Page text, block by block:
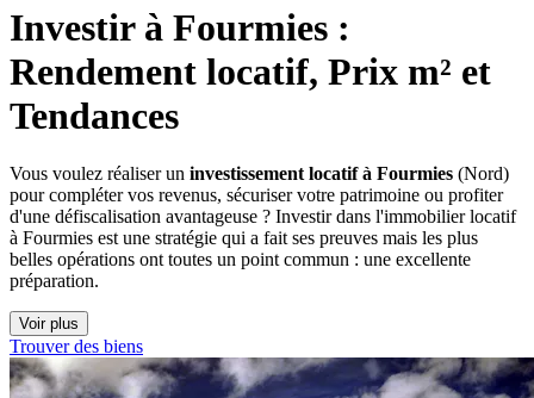
Investir à Fourmies :
Rendement locatif, Prix m² et
Tendances
Vous voulez réaliser un investissement locatif à Fourmies (Nord)
pour compléter vos revenus, sécuriser votre patrimoine ou profiter
d'une défiscalisation avantageuse ? Investir dans l'immobilier locatif
à Fourmies est une stratégie qui a fait ses preuves mais les plus
belles opérations ont toutes un point commun : une excellente
préparation.
Voir plus
Trouver des biens